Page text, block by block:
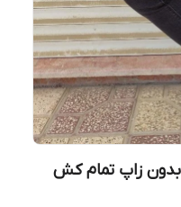
بدون زاپ تمام کش